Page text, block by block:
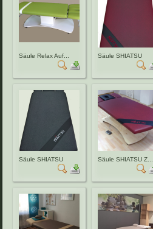
Säule Relax Auf... Säule SHIATSU
Säule SHIATSU Säule SHIATSU Z...